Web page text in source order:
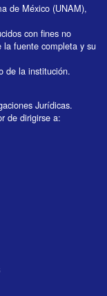
de México (UNAM),
con fines no
la fuente completa y su
de la institución.
Jurídicas.
de dirigirse a: